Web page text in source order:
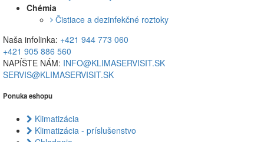
Chémia
Čistiace a dezinfekčné roztoky
Naša infolinka: +421 944 773 060
+421 905 886 560
NAPÍŠTE NÁM: INFO@KLIMASERVISIT.SK
SERVIS@KLIMASERVISIT.SK
Ponuka eshopu
Klimatizácia
Klimatizácia - príslušenstvo